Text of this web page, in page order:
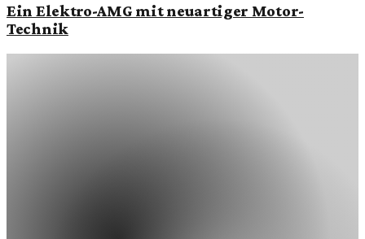
Ein Elektro-AMG mit neuartiger Motor-
Technik